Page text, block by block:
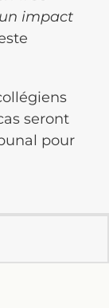
impact
seront
pour